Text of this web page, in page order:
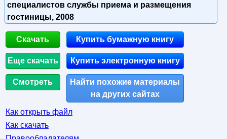
специалистов службы приема и размещения
гостиницы, 2008
Скачать
Еще скачать
Смотреть
Купить бумажную книгу
Купить электронную книгу
Найти похожие материалы
на других сайтах
Как открыть файл
Как скачать